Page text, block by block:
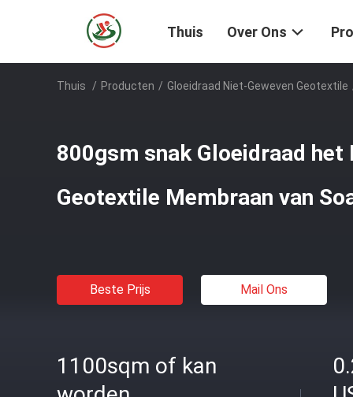
Thuis Over Ons
Thuis / Producten / Gloeidraad Niet-Geweven Geotextile
800gsm snak Gloeidraad het
Geotextile Membraan van
Beste Prijs Mail Ons
1100sqm of kan